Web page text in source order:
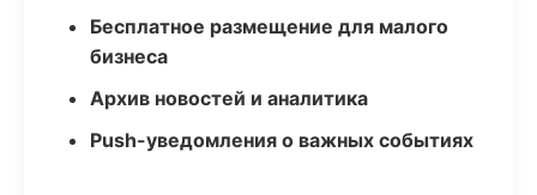
Бесплатное размещение для малого
бизнеса
Архив новостей и аналитика
Push-уведомления о важных событиях